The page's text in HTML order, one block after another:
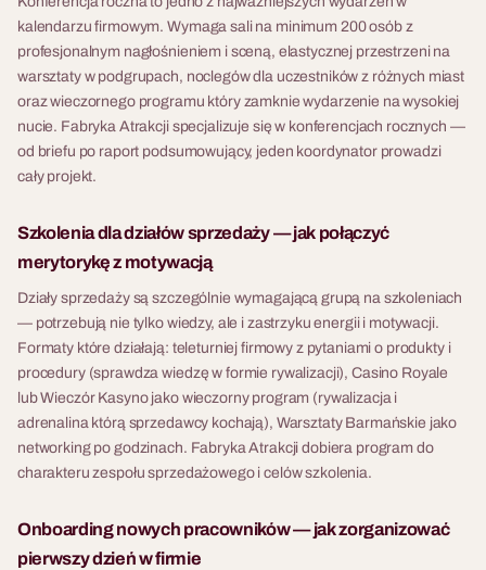
kalendarzu firmowym. Wymaga sali na minimum 200 osób z
profesjonalnym nagłośnieniem i sceną, elastycznej przestrzeni na
warsztaty w podgrupach, noclegów dla uczestników z różnych miast
oraz wieczornego programu który zamknie wydarzenie na wysokiej
nucie. Fabryka Atrakcji specjalizuje się w konferencjach rocznych —
od briefu po raport podsumowujący, jeden koordynator prowadzi
cały projekt.
Szkolenia dla działów sprzedaży — jak połączyć
merytorykę z motywacją
Działy sprzedaży są szczególnie wymagającą grupą na szkoleniach
— potrzebują nie tylko wiedzy, ale i zastrzyku energii i motywacji.
Formaty które działają: teleturniej firmowy z pytaniami o produkty i
procedury (sprawdza wiedzę w formie rywalizacji), Casino Royale
lub Wieczór Kasyno jako wieczorny program (rywalizacja i
adrenalina którą sprzedawcy kochają), Warsztaty Barmańskie jako
networking po godzinach. Fabryka Atrakcji dobiera program do
charakteru zespołu sprzedażowego i celów szkolenia.
Onboarding nowych pracowników — jak zorganizować
pierwszy dzień w firmie